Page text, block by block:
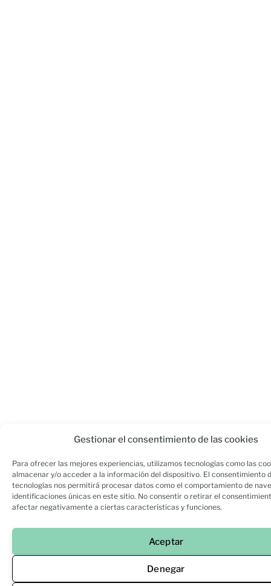
Gestionar el consentimiento de las cookies
Para ofrecer las mejores experiencias, utilizamos tecnologías como las
almacenar y/o acceder a la información del dispositivo. El consentimiento
tecnologías nos permitirá procesar datos como el comportamiento de
identificaciones únicas en este sitio. No consentir o retirar el
afectar negativamente a ciertas características y funciones.
Aceptar
Denegar